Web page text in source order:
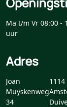
Ma t/m Vr 08:00 -
uur
Adres
Joan
Muyskenweg
34
1114